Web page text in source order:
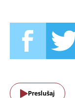
Preslušaj